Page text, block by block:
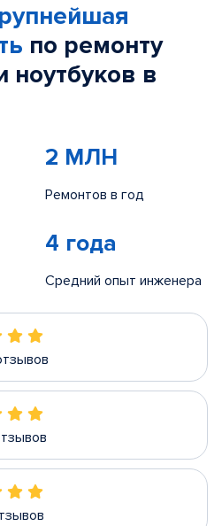
по ремонту
в
2 МЛН
Ремонтов в год
4 года
Средний опыт инженера